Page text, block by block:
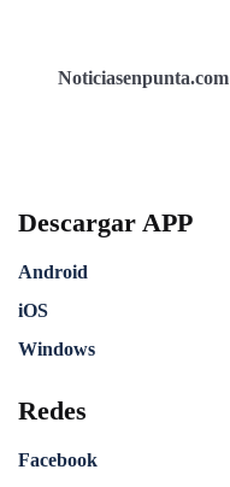
Noticiasenpunta.com
Descargar APP
Android
iOS
Windows
Redes
Facebook